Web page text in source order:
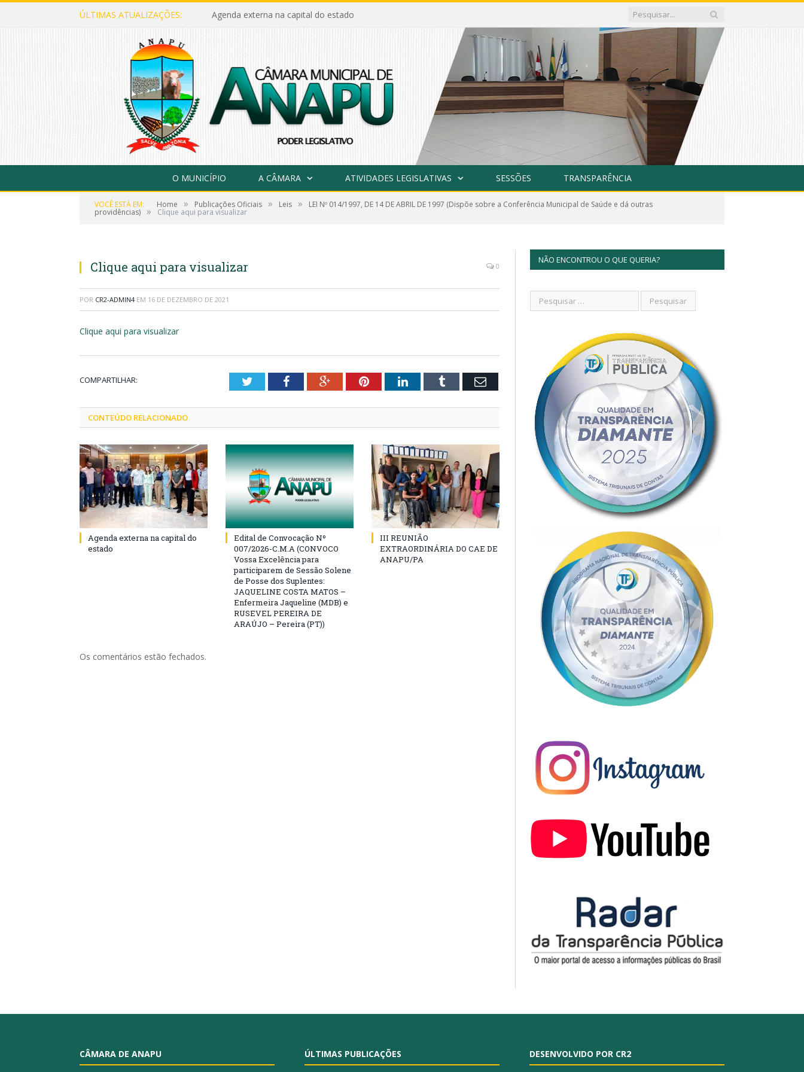
ÚLTIMAS ATUALIZAÇÕES: Agenda externa na capital do estado
O MUNICÍPIO A CÂMARA ATIVIDADES LEGISLATIVAS SESSÕES TRANSPARÊNCIA
VOCÊ ESTÁ EM: Home » Publicações Oficiais » Leis » LEI Nº 014/1997, DE 14 DE ABRIL DE 1997 (Dispõe sobre a Conferência Municipal de Saúde e dá outras
providências) » Clique aqui para visualizar
Clique aqui para visualizar 0
POR CR2-ADMIN4 EM 16 DE DEZEMBRO DE 2021
Clique aqui para visualizar
COMPARTILHAR: TwitterFacebookGoogle+PinterestLinkedInTumblr Email
CONTEÚDO RELACIONADO
Agenda externa na capital do
estado
Edital de Convocação Nº
007/2026-C.M.A (CONVOCO
Vossa Excelência para
participarem de Sessão Solene
de Posse dos Suplentes:
JAQUELINE COSTA MATOS –
Enfermeira Jaqueline (MDB) e
RUSEVEL PEREIRA DE
ARAÚJO – Pereira (PT))
III REUNIÃO
EXTRAORDINÁRIA DO CAE DE
ANAPU/PA
Os comentários estão fechados.
NÃO ENCONTROU O QUE QUERIA?
CÂMARA DE ANAPU ÚLTIMAS PUBLICAÇÕES DESENVOLVIDO POR CR2